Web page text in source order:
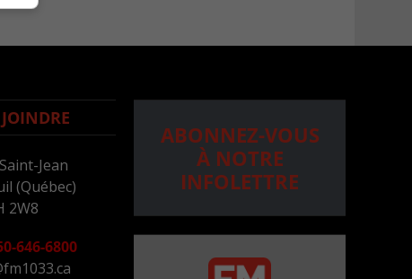
Jean
(Québec)
2W8
646-6800
ABONNEZ-VOUS
À NOTRE
INFOLETTRE